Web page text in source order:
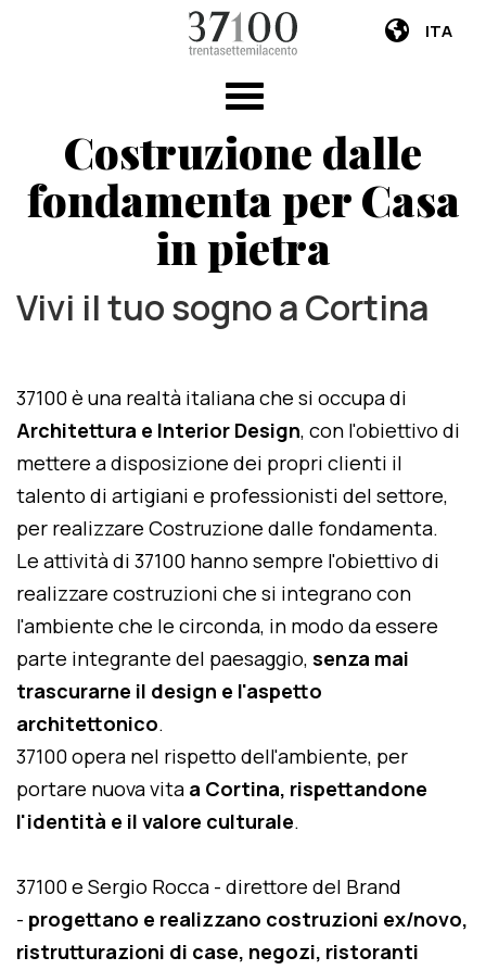
ITA
Costruzione dalle
fondamenta per Casa
in pietra
Vivi il tuo sogno a Cortina
37100 è una realtà italiana che si occupa di
Architettura e Interior Design, con l'obiettivo di
mettere a disposizione dei propri clienti il
talento di artigiani e professionisti del settore,
per realizzare Costruzione dalle fondamenta.
Le attività di 37100 hanno sempre l'obiettivo di
realizzare costruzioni che si integrano con
l'ambiente che le circonda, in modo da essere
parte integrante del paesaggio, senza mai
trascurarne il design e l'aspetto
architettonico.
37100 opera nel rispetto dell'ambiente, per
portare nuova vita a Cortina, rispettandone
l'identità e il valore culturale.
37100 e Sergio Rocca - direttore del Brand
- progettano e realizzano costruzioni ex/novo,
ristrutturazioni di case, negozi, ristoranti